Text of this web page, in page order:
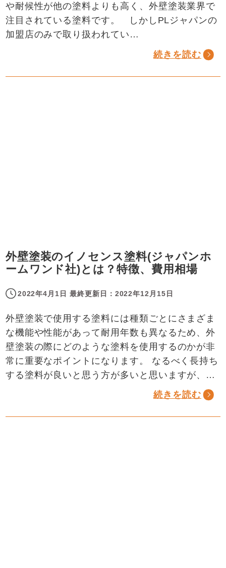
や耐候性が他の塗料よりも高く、外壁塗装業界で
注目されている塗料です。 しかしPLジャパンの
加盟店のみで取り扱われてい…
続きを読む
外壁塗装のイノセンス塗料(ジャパンホ
ームワンド社)とは？特徴、費用相場
2022年4月1日 最終更新日： 2022年12月15日
外壁塗装で使用する塗料には種類ごとにさまざま
な機能や性能があって耐用年数も異なるため、外
壁塗装の際にどのような塗料を使用するのかが非
常に重要なポイントになります。 なるべく長持ち
する塗料が良いと思う方が多いと思いますが、…
続きを読む